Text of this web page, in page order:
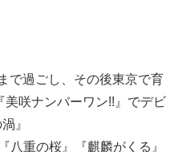
で過ごし、その後東京で育
咲ナンバーワン!!』でデビ
』
八重の桜』『麒麟がくる』